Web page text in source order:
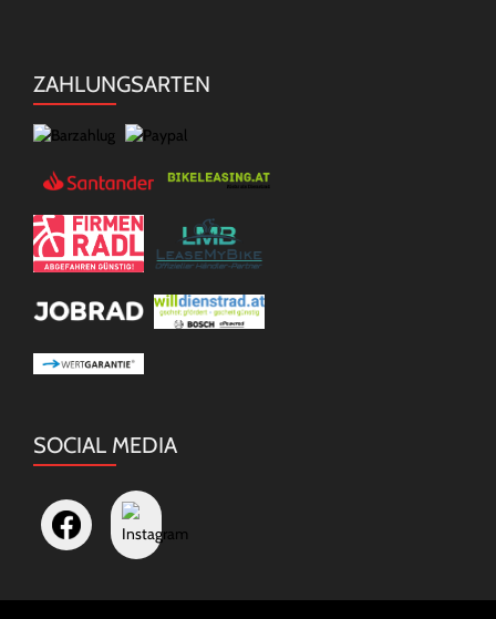
ZAHLUNGSARTEN
SOCIAL MEDIA